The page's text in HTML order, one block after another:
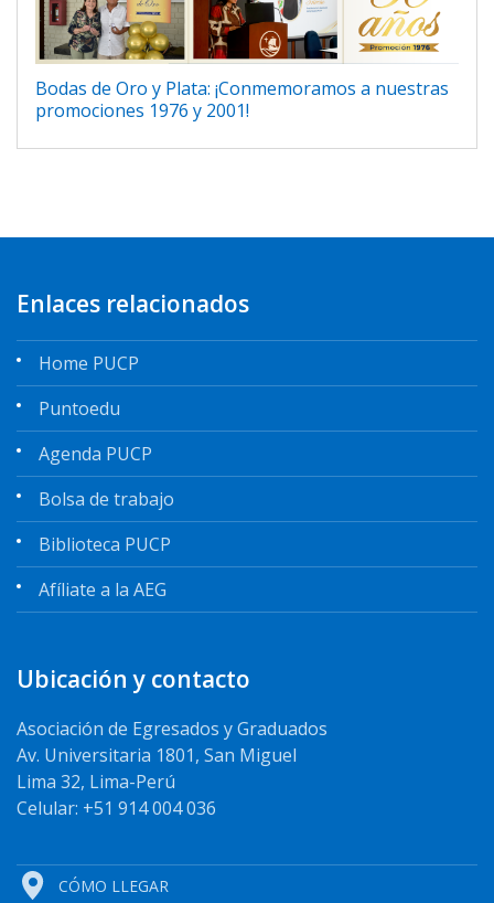
Bodas de Oro y Plata: ¡Conmemoramos a nuestras
promociones 1976 y 2001!
Enlaces relacionados
Home PUCP
Puntoedu
Agenda PUCP
Bolsa de trabajo
Biblioteca PUCP
Afíliate a la AEG
Ubicación y contacto
Asociación de Egresados y Graduados
Av. Universitaria 1801, San Miguel
Lima 32, Lima-Perú
Celular: +51 914 004 036
CÓMO LLEGAR